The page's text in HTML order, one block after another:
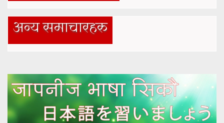
अन्य समाचारहरु